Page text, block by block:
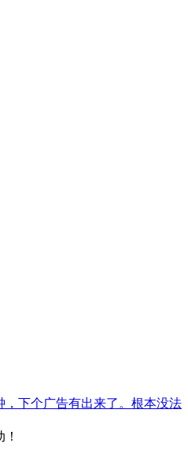
下个广告有出来了。根本没法